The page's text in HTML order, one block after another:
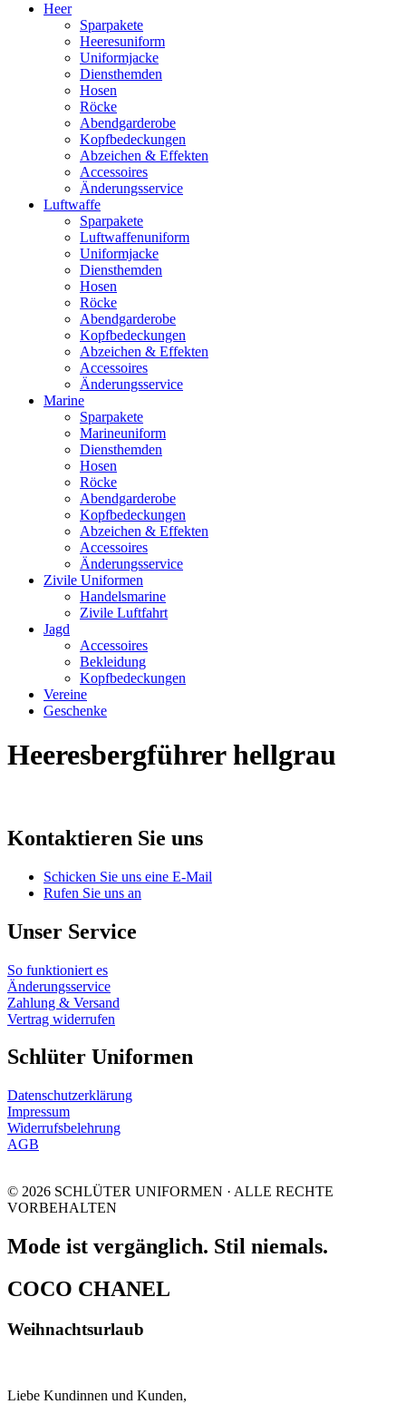
Heer
Sparpakete
Heeresuniform
Uniformjacke
Diensthemden
Hosen
Röcke
Abendgarderobe
Kopfbedeckungen
Abzeichen & Effekten
Accessoires
Änderungsservice
Luftwaffe
Sparpakete
Luftwaffenuniform
Uniformjacke
Diensthemden
Hosen
Röcke
Abendgarderobe
Kopfbedeckungen
Abzeichen & Effekten
Accessoires
Änderungsservice
Marine
Sparpakete
Marineuniform
Diensthemden
Hosen
Röcke
Abendgarderobe
Kopfbedeckungen
Abzeichen & Effekten
Accessoires
Änderungsservice
Zivile Uniformen
Handelsmarine
Zivile Luftfahrt
Jagd
Accessoires
Bekleidung
Kopfbedeckungen
Vereine
Geschenke
Heeresbergführer hellgrau
Kontaktieren Sie uns
Schicken Sie uns eine E-Mail
Rufen Sie uns an
Unser Service
So funktioniert es
Änderungsservice
Zahlung & Versand
Vertrag widerrufen
Schlüter Uniformen
Datenschutzerklärung
Impressum
Widerrufsbelehrung
AGB
© 2026 SCHLÜTER UNIFORMEN · ALLE RECHTE
VORBEHALTEN
Mode ist vergänglich. Stil niemals.
COCO CHANEL
Weihnachtsurlaub
Liebe Kundinnen und Kunden,